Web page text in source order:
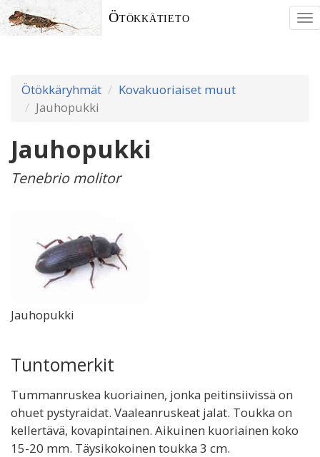
Ötökkätieto
Ötökkäryhmät
Kovakuoriaiset muut
Jauhopukki
Jauhopukki
Tenebrio molitor
Jauhopukki
Tuntomerkit
Tummanruskea kuoriainen, jonka peitinsiivissä on
ohuet pystyraidat. Vaaleanruskeat jalat. Toukka on
kellertävä, kovapintainen. Aikuinen kuoriainen koko
15-20 mm. Täysikokoinen toukka 3 cm.